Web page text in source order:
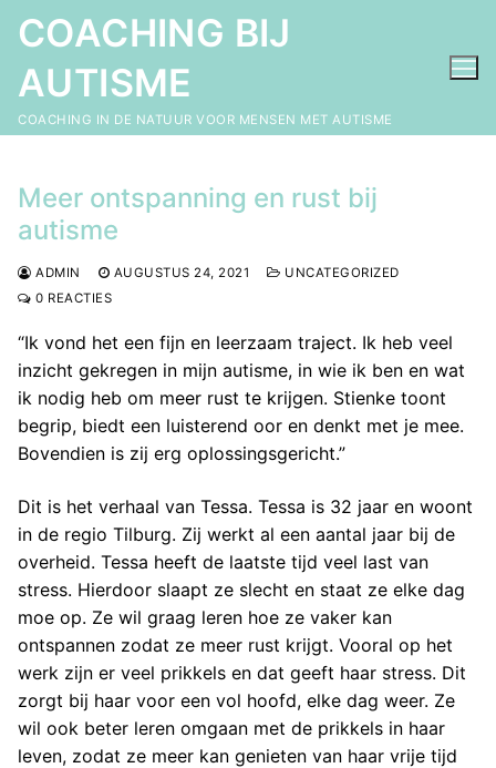
naar
inhoud
COACHING BIJ
AUTISME
COACHING IN DE NATUUR VOOR MENSEN MET AUTISME
Meer ontspanning en rust bij
autisme
ADMIN AUGUSTUS 24, 2021
UNCATEGORIZED
0 REACTIES
“Ik vond het een fijn en leerzaam traject. Ik heb veel
inzicht gekregen in mijn autisme, in wie ik ben en wat
ik nodig heb om meer rust te krijgen. Stienke toont
begrip, biedt een luisterend oor en denkt met je mee.
Bovendien is zij erg oplossingsgericht.”
Dit is het verhaal van Tessa. Tessa is 32 jaar en woont
in de regio Tilburg. Zij werkt al een aantal jaar bij de
overheid. Tessa heeft de laatste tijd veel last van
stress. Hierdoor slaapt ze slecht en staat ze elke dag
moe op. Ze wil graag leren hoe ze vaker kan
ontspannen zodat ze meer rust krijgt. Vooral op het
werk zijn er veel prikkels en dat geeft haar stress. Dit
zorgt bij haar voor een vol hoofd, elke dag weer. Ze
wil ook beter leren omgaan met de prikkels in haar
leven, zodat ze meer kan genieten van haar vrije tijd